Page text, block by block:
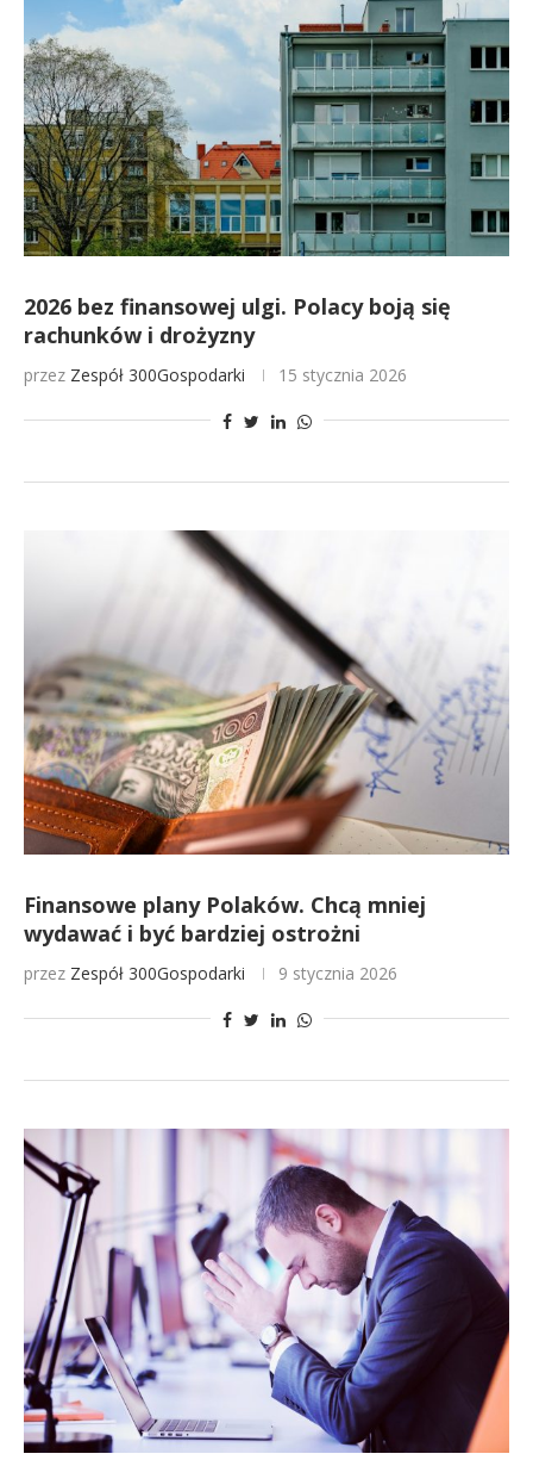
2026 bez finansowej ulgi. Polacy boją się
rachunków i drożyzny
przez Zespół 300Gospodarki 15 stycznia 2026
Finansowe plany Polaków. Chcą mniej
wydawać i być bardziej ostrożni
przez Zespół 300Gospodarki 9 stycznia 2026